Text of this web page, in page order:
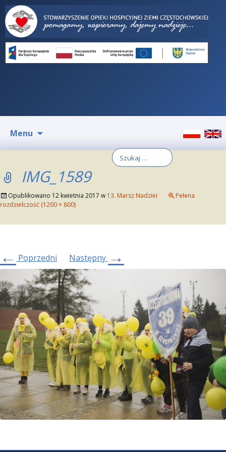
Menu
Szukaj:
IMG_1589
Opublikowano 12 kwietnia 2017 w 13. Marsz Nadziei
Pełena
rozdzielczość (1200 × 800)
← Poprzedni Następny →